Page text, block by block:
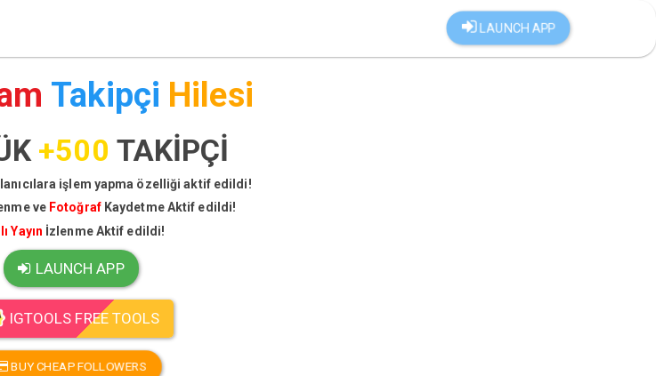
LAUNCH APP
Takipçi Hilesi
+500 TAKİPÇİ
işlem yapma özelliği aktif edildi!
ve Fotoğraf Kaydetme Aktif edildi!
Yayın İzlenme Aktif edildi!
LAUNCH APP
IGTOOLS FREE TOOLS
BUY CHEAP FOLLOWERS